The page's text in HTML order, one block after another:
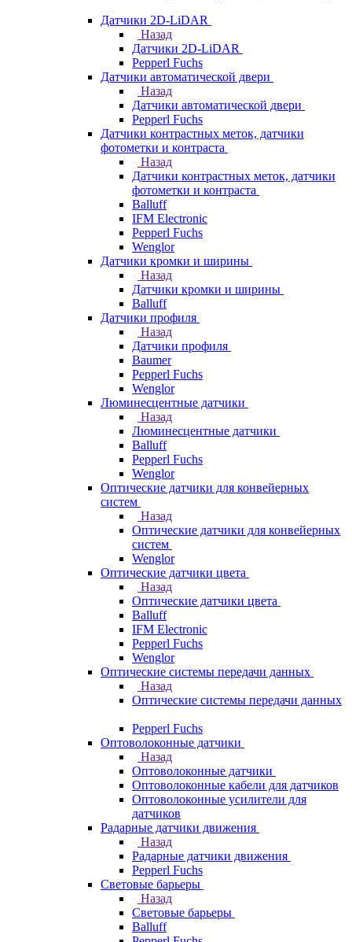
Датчики 2D-LiDAR
Назад
Датчики 2D-LiDAR
Pepperl Fuchs
Датчики автоматической двери
Назад
Датчики автоматической двери
Pepperl Fuchs
Датчики контрастных меток, датчики
фотометки и контраста
Назад
Датчики контрастных меток, датчики
фотометки и контраста
Balluff
IFM Electronic
Pepperl Fuchs
Wenglor
Датчики кромки и ширины
Назад
Датчики кромки и ширины
Balluff
Датчики профиля
Назад
Датчики профиля
Baumer
Pepperl Fuchs
Wenglor
Люминесцентные датчики
Назад
Люминесцентные датчики
Balluff
Pepperl Fuchs
Wenglor
Оптические датчики для конвейерных
систем
Назад
Оптические датчики для конвейерных
систем
Wenglor
Оптические датчики цвета
Назад
Оптические датчики цвета
Balluff
IFM Electronic
Pepperl Fuchs
Wenglor
Оптические системы передачи данных
Назад
Оптические системы передачи данных
Pepperl Fuchs
Оптоволоконные датчики
Назад
Оптоволоконные датчики
Оптоволоконные кабели для датчиков
Оптоволоконные усилители для
датчиков
Радарные датчики движения
Назад
Радарные датчики движения
Pepperl Fuchs
Световые барьеры
Назад
Световые барьеры
Balluff